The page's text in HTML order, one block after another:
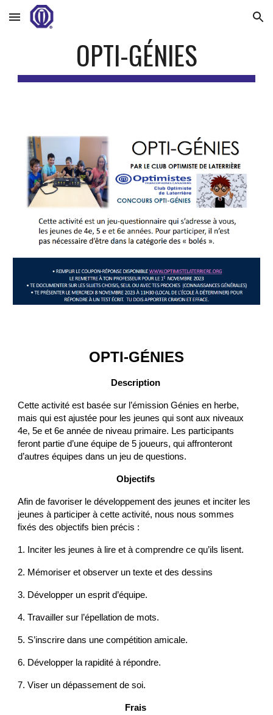
Skip to main content Skip to navigation
OPTI-GÉNIES
OPTI-GÉNIES
Description
Cette activité est basée sur l’émission Génies en herbe,
mais qui est ajustée pour les jeunes qui sont aux niveaux
4e, 5e et 6e année de niveau primaire. Les participants
feront partie d’une équipe de 5 joueurs, qui affronteront
d’autres équipes dans un jeu de questions.
Objectifs
Afin de favoriser le développement des jeunes et inciter les
jeunes à participer à cette activité, nous nous sommes
fixés des objectifs bien précis :
1. Inciter les jeunes à lire et à comprendre ce qu’ils lisent.
2. Mémoriser et observer un texte et des dessins
3. Développer un esprit d’équipe.
4. Travailler sur l’épellation de mots.
5. S’inscrire dans une compétition amicale.
6. Développer la rapidité à répondre.
7. Viser un dépassement de soi.
Frais